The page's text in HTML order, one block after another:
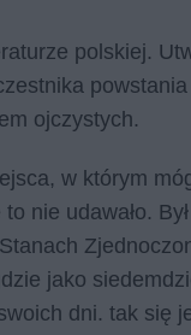
polskiej.
ojczystych.
w którym
nie udawało.
jako
dni. tak się